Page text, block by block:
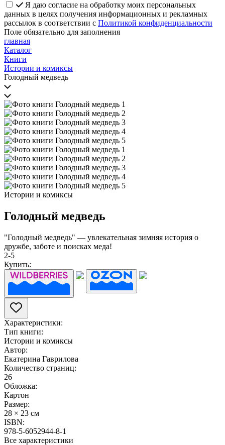
Я даю согласие на обработку моих персональных
данных в целях получения информационных и рекламных
рассылок в соответствии с Политикой конфиденциальности
Поле обязательно для заполнения
главная
Каталог
Книги
Истории и комиксы
Голодный медведь
Истории и комиксы
Голодный медведь
"Голодный медведь" — увлекательная зимняя история о
дружбе, заботе и поисках меда!
2-5
Купить:
Характеристики:
Тип книги:
Истории и комиксы
Автор:
Екатерина Гаврилова
Количество страниц:
26
Обложка:
Картон
Размер:
28 × 23 см
ISBN:
978-5-6052944-8-1
Все характеристики